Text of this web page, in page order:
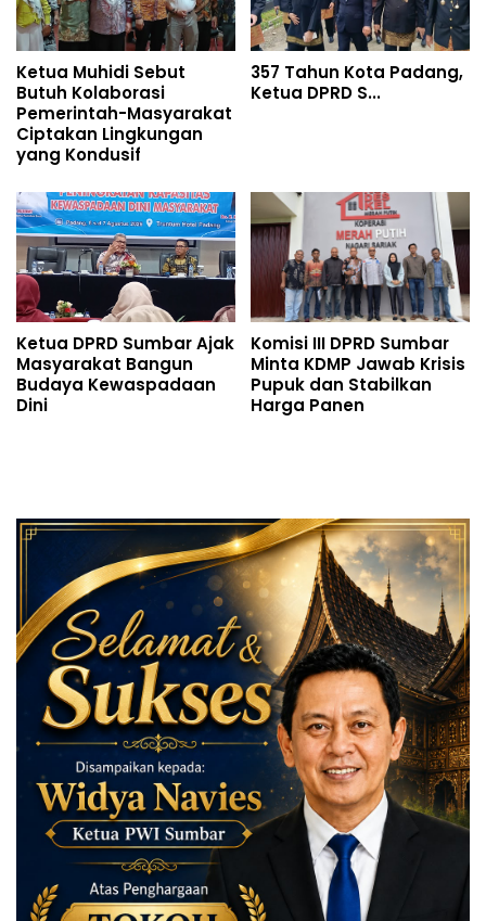
Ketua Muhidi Sebut
Butuh Kolaborasi
Pemerintah-Masyarakat
Ciptakan Lingkungan
yang Kondusif
357 Tahun Kota Padang,
Ketua DPRD S...
Ketua DPRD Sumbar Ajak
Masyarakat Bangun
Budaya Kewaspadaan
Dini
Komisi III DPRD Sumbar
Minta KDMP Jawab Krisis
Pupuk dan Stabilkan
Harga Panen